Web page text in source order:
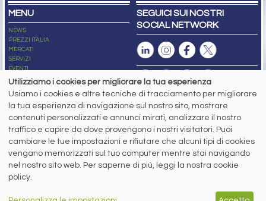
MENU
NEWS
PREZZI ITALIA
MERCATI
SERVIZI
EVENTI
ABBONAMENTI
NEWSLETTER
SEGUICI SUI NOSTRI
SOCIAL NETWORK
Capitale Sociale: 190.000€ interamente versato
Registro delle Imprese di Brescia
Codice Fiscale e Partita I.V.A.:IT03562320170
R.E.A. n. 419331
www.siderweb.com: Autorizzazione del Tribunale di Brescia n. 11/2004 del 17
marzo 2004, Iscrizione al R.O.C. n. 26116.
Direttrice Responsabile:
Elisa Bonomelli
Utilizziamo i cookies per migliorare la tua esperienza
Usiamo i cookies e altre tecniche di tracciamento per migliorare
la tua esperienza di navigazione sul nostro sito, mostrare
contenuti personalizzati e annunci mirati, analizzare il nostro
traffico e capire da dove provengono i nostri visitatori. Puoi
cambiare le tue impostazioni e rifiutare che alcuni tipi di cookies
vengano memorizzati sul tuo computer mentre stai navigando
nel nostro sito web. Per saperne di più, leggi la nostra cookie
policy.